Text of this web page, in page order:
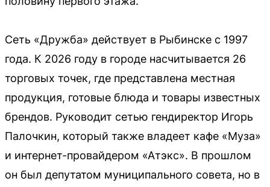
Сеть «Дружба» действует в Рыбинске с 1997
года. К 2026 году в городе насчитывается 26
торговых точек, где представлена местная
продукция, готовые блюда и товары известных
брендов. Руководит сетью гендиректор Игорь
Палочкин, который также владеет кафе «Муза»
и интернет-провайдером «Атэкс». В прошлом
он был депутатом муниципального совета, но в